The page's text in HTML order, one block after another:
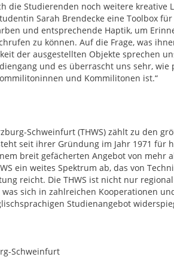
die Studierenden noch weitere kreative
Sarah Brendecke eine Toolbox
und entsprechende Haptik, um
zu können. Auf die Frage, was
der ausgestellten Objekte sprechen
und es überrascht uns sehr,
und Kommilitonen ist.“
Schweinfurt (THWS) zählt zu den
seit ihrer Gründung im Jahr 1971 für
breit gefächerten Angebot von mehr
ein weites Spektrum ab, das von
reicht. Die THWS ist nicht nur
sich in zahlreichen Kooperationen
Studienangebot
Schweinfurt